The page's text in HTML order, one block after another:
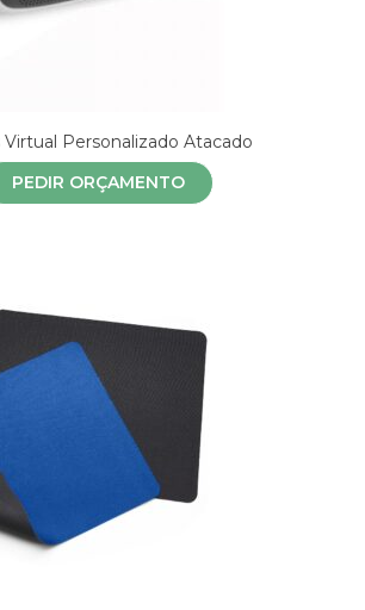
Virtual Personalizado Atacado
PEDIR ORÇAMENTO